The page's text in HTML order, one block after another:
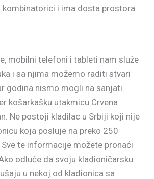
kombinatorici i ima dosta prostora
mobilni telefoni i tableti nam služe
i sa njima možemo raditi stvari
godina nismo mogli na sanjati.
košarkašku utakmicu Crvena
Ne postoji kladilac u Srbiji koji nije
koja posluje na preko 250
te informacije možete pronaći
odluče da svoju kladioničarsku
u nekoj od kladionica sa